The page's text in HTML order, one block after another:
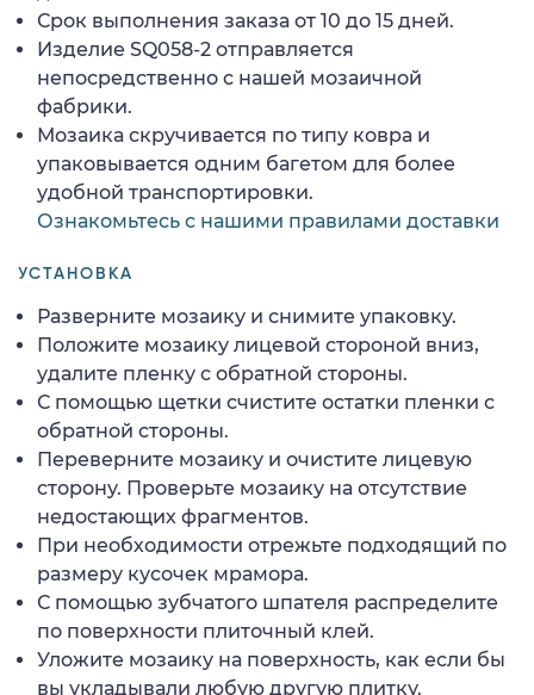
Срок выполнения заказа от 10 до 15 дней.
Изделие SQ058-2 отправляется
непосредственно с нашей мозаичной
фабрики.
Мозаика скручивается по типу ковра и
упаковывается одним багетом для более
удобной транспортировки.
Ознакомьтесь с нашими правилами доставки
УСТАНОВКА
Разверните мозаику и снимите упаковку.
Положите мозаику лицевой стороной вниз,
удалите пленку с обратной стороны.
С помощью щетки счистите остатки пленки с
обратной стороны.
Переверните мозаику и очистите лицевую
сторону. Проверьте мозаику на отсутствие
недостающих фрагментов.
При необходимости отрежьте подходящий по
размеру кусочек мрамора.
С помощью зубчатого шпателя распределите
по поверхности плиточный клей.
Уложите мозаику на поверхность, как если бы
вы укладывали любую другую плитку.